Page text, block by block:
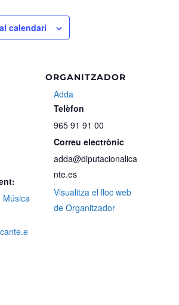
calendari
Música
ORGANITZADOR
Adda
Telèfon
965 91 91 00
Correu electrònic
adda@diputacionalica
nte.es
Visualitza el lloc web
de Organitzador